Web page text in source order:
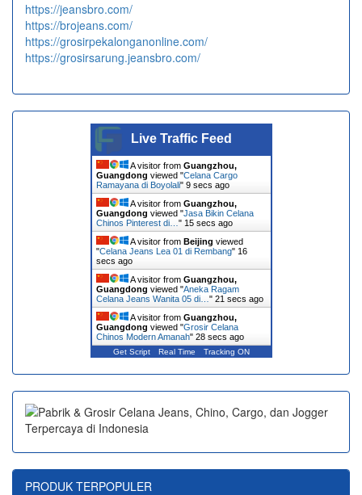
https://jeansbro.com/
https://brojeans.com/
https://grosirpekalonganonline.com/
https://grosirsarung.jeansbro.com/
Live Traffic Feed
A visitor from Guangzhou,
Guangdong viewed "Celana Cargo
Ramayana di Boyolali" 9 secs ago
A visitor from Guangzhou,
Guangdong viewed "Jasa Bikin Celana
Chinos Pinterest di… " 15 secs ago
A visitor from Beijing viewed
"Celana Jeans Lea 01 di Rembang" 16
secs ago
A visitor from Guangzhou,
Guangdong viewed "Aneka Ragam
Celana Jeans Wanita 05 di… " 21 secs ago
A visitor from Guangzhou,
Guangdong viewed "Grosir Celana
Chinos Modern Amanah" 28 secs ago
Get Script Real Time Tracking ON
PRODUK TERPOPULER